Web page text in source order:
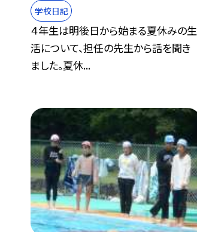
学校日記
４年生は明後日から始まる夏休みの生
活について、担任の先生から話を聞き
ました。夏休...